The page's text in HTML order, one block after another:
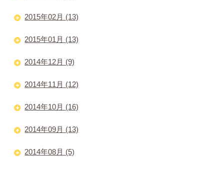
2015年02月 (13)
2015年01月 (13)
2014年12月 (9)
2014年11月 (12)
2014年10月 (16)
2014年09月 (13)
2014年08月 (5)